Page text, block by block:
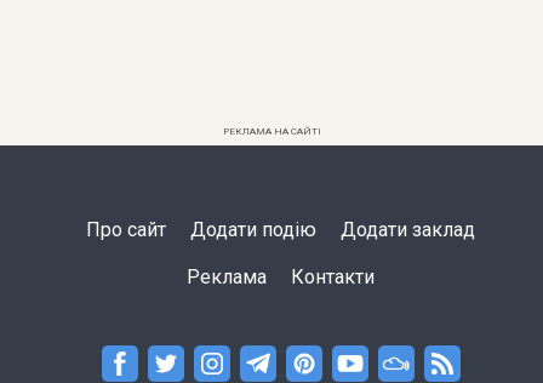
РЕКЛАМА НА САЙТІ
Про сайт Додати подію Додати заклад
Реклама Контакти